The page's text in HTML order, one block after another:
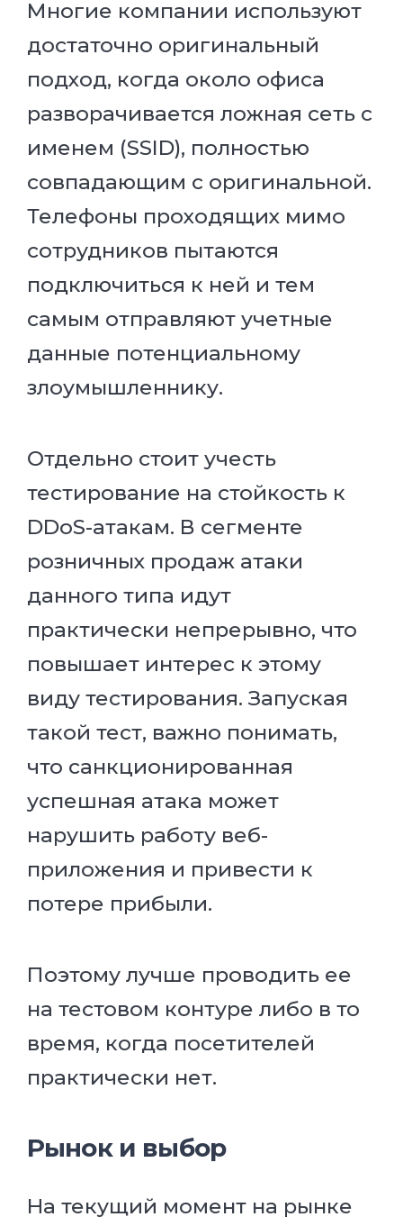
Многие компании используют
достаточно оригинальный
подход, когда около офиса
разворачивается ложная сеть с
именем (SSID), полностью
совпадающим с оригинальной.
Телефоны проходящих мимо
сотрудников пытаются
подключиться к ней и тем
самым отправляют учетные
данные потенциальному
злоумышленнику.
Отдельно стоит учесть
тестирование на стойкость к
DDoS-атакам. В сегменте
розничных продаж атаки
данного типа идут
практически непрерывно, что
повышает интерес к этому
виду тестирования. Запуская
такой тест, важно понимать,
что санкционированная
успешная атака может
нарушить работу веб-
приложения и привести к
потере прибыли.
Поэтому лучше проводить ее
на тестовом контуре либо в то
время, когда посетителей
практически нет.
Рынок и выбор
На текущий момент на рынке